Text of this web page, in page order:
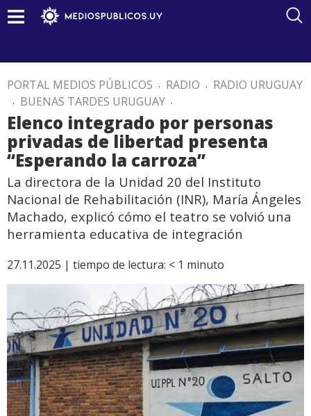
PORTAL MEDIOS PÚBLICOS . RADIO . RADIO URUGUAY
. BUENAS TARDES URUGUAY .
Elenco integrado por personas
privadas de libertad presenta
“Esperando la carroza”
La directora de la Unidad 20 del Instituto
Nacional de Rehabilitación (INR), María Ángeles
Machado, explicó cómo el teatro se volvió una
herramienta educativa de integración
27.11.2025 | tiempo de lectura: < 1 minuto